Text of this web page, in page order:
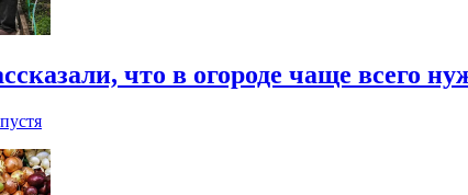
что в огороде чаще всего